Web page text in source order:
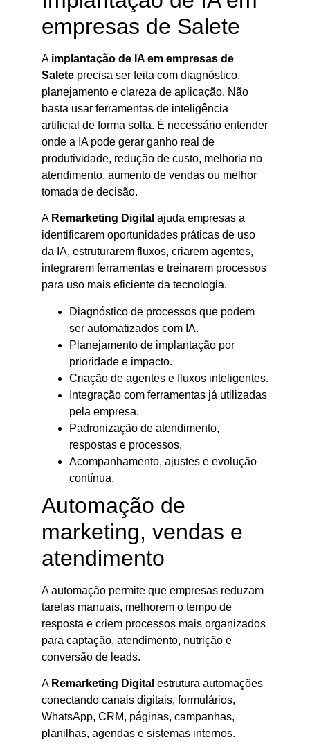
empresas de Salete
A implantação de IA em empresas de
Salete precisa ser feita com diagnóstico,
planejamento e clareza de aplicação. Não
basta usar ferramentas de inteligência
artificial de forma solta. É necessário entender
onde a IA pode gerar ganho real de
produtividade, redução de custo, melhoria no
atendimento, aumento de vendas ou melhor
tomada de decisão.
A Remarketing Digital ajuda empresas a
identificarem oportunidades práticas de uso
da IA, estruturarem fluxos, criarem agentes,
integrarem ferramentas e treinarem processos
para uso mais eficiente da tecnologia.
Diagnóstico de processos que podem
ser automatizados com IA.
Planejamento de implantação por
prioridade e impacto.
Criação de agentes e fluxos inteligentes.
Integração com ferramentas já utilizadas
pela empresa.
Padronização de atendimento,
respostas e processos.
Acompanhamento, ajustes e evolução
contínua.
Automação de
marketing, vendas e
atendimento
A automação permite que empresas reduzam
tarefas manuais, melhorem o tempo de
resposta e criem processos mais organizados
para captação, atendimento, nutrição e
conversão de leads.
A Remarketing Digital estrutura automações
conectando canais digitais, formulários,
WhatsApp, CRM, páginas, campanhas,
planilhas, agendas e sistemas internos.